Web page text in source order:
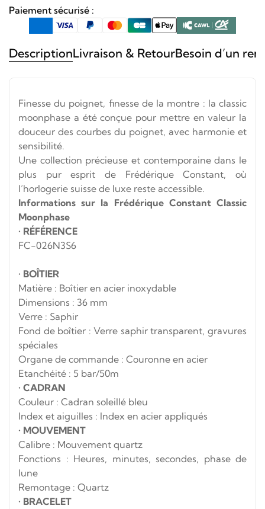
Paiement sécurisé :
DescriptionLivraison & RetourBesoin d’un
Finesse du poignet, finesse de la montre : la classic
moonphase a été conçue pour mettre en valeur la
douceur des courbes du poignet, avec harmonie et
sensibilité.
Une collection précieuse et contemporaine dans le
plus pur esprit de Frédérique Constant, où
l’horlogerie suisse de luxe reste accessible.
Informations sur la Frédérique Constant Classic
Moonphase
• RÉFÉRENCE
FC-026N3S6
• BOÎTIER
Matière : Boîtier en acier inoxydable
Dimensions : 36 mm
Verre : Saphir
Fond de boîtier : Verre saphir transparent, gravures
spéciales
Organe de commande : Couronne en acier
Etanchéité : 5 bar/50m
• CADRAN
Couleur : Cadran soleillé bleu
Index et aiguilles : Index en acier appliqués
• MOUVEMENT
Calibre : Mouvement quartz
Fonctions : Heures, minutes, secondes, phase de
lune
Remontage : Quartz
• BRACELET